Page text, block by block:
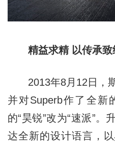
精益求精 以传承致
2013年8月12日，斯
并对Superb作了全新
的“昊锐”改为“速派”。
达全新的设计语言，